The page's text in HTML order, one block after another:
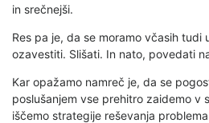
in srečnejši.
Res pa je, da se moramo včasih tudi
ozavestiti. Slišati. In nato, povedati
Kar opažamo namreč je, da se
poslušanjem vse prehitro zaidemo v
iščemo strategije reševanja